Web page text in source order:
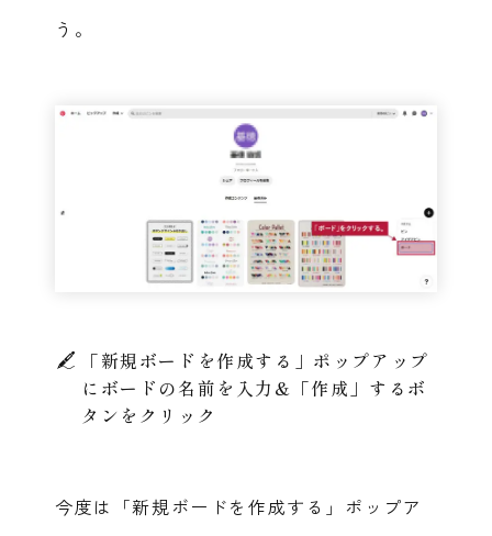
う。
「新規ボードを作成する」ポップアップ
にボードの名前を入力&「作成」するボ
タンをクリック
今度は「新規ボードを作成する」ポップア